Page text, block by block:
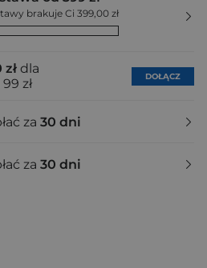
brakuje Ci 399,00 zł
dla
zł
DOŁĄCZ
za 30 dni
za 30 dni